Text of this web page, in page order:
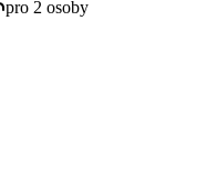
pro 2 osoby